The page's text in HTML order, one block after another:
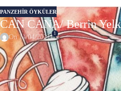
PANZEHIR ÖYKÜLER
CAN CANA/ Berrin
On 14/04/2021 1
CAN CANA/ Berrin Yelkenbiçer